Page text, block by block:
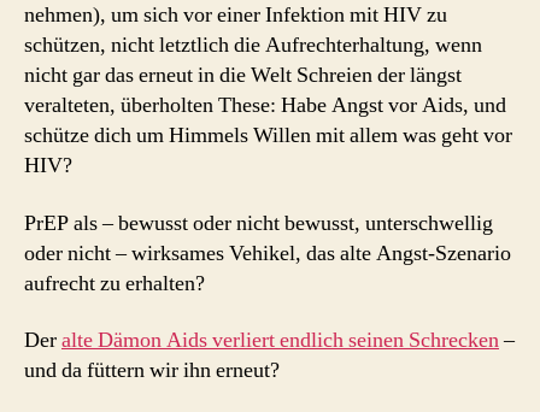
nehmen), um sich vor einer Infektion mit HIV zu
schützen, nicht letztlich die Aufrechterhaltung, wenn
nicht gar das erneut in die Welt Schreien der längst
veralteten, überholten These: Habe Angst vor Aids, und
schütze dich um Himmels Willen mit allem was geht vor
HIV?
PrEP als – bewusst oder nicht bewusst, unterschwellig
oder nicht – wirksames Vehikel, das alte Angst-Szenario
aufrecht zu erhalten?
Deralte Dämon Aids verliert endlich seinen Schrecken–
und da füttern wir ihn erneut?